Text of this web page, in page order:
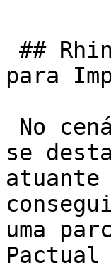
para
se
atuante
uma
Pactual